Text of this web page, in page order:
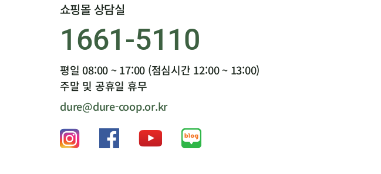
쇼핑몰 상담실
1661-5110
평일 08:00 ~ 17:00 (점심시간 12:00 ~ 13:00)
주말 및 공휴일 휴무
dure@dure-coop.or.kr